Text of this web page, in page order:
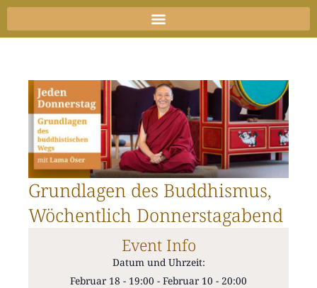
Zum
Inhalt
Grundlagen des Buddhismus,
Wöchentlich Donnerstagabend
Event Info
Datum und Uhrzeit:
Februar 18 - 19:00 - Februar 10 - 20:00